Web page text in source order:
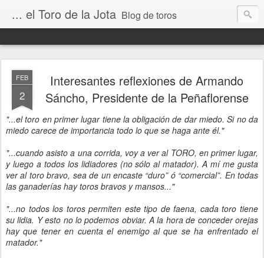
... el Toro de la Jota Blog de toros
FEB
2
Interesantes reflexiones de Armando
Sáncho, Presidente de la Peñaflorense
"...el toro en primer lugar tiene la obligación de dar miedo. Si no da
miedo carece de importancia todo lo que se haga ante él."
"...cuando asisto a una corrida, voy a ver al TORO, en primer lugar,
y luego a todos los lidiadores (no sólo al matador). A mí me gusta
ver al toro bravo, sea de un encaste “duro” ó “comercial”. En todas
las ganaderías hay toros bravos y mansos..."
"...no todos los toros permiten este tipo de faena, cada toro tiene
su lidia. Y esto no lo podemos obviar. A la hora de conceder orejas
hay que tener en cuenta el enemigo al que se ha enfrentado el
matador."